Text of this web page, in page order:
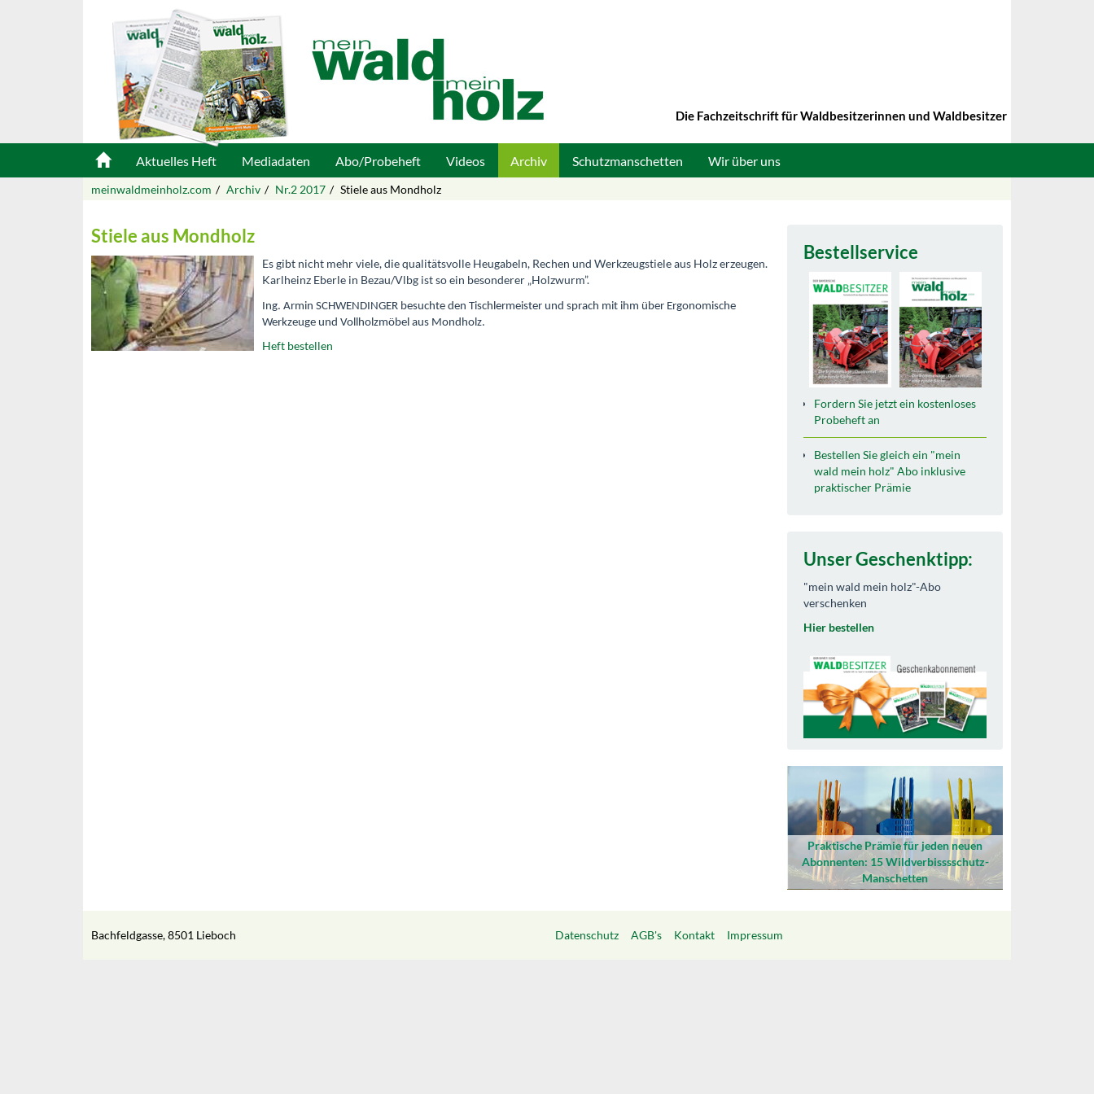
Die Fachzeitschrift für Waldbesitzerinnen und Waldbesitzer
Aktuelles Heft Mediadaten Abo/Probeheft Videos Archiv Schutzmanschetten Wir über uns
meinwaldmeinholz.com Archiv Nr.2 2017 Stiele aus Mondholz
Stiele aus Mondholz
Es gibt nicht mehr viele, die qualitätsvolle Heugabeln, Rechen und Werkzeugstiele aus Holz erzeugen.
Karlheinz Eberle in Bezau/Vlbg ist so ein besonderer „Holzwurm”.
Ing. Armin SCHWENDINGER besuchte den Tischlermeister und sprach mit ihm über Ergonomische
Werkzeuge und Vollholzmöbel aus Mondholz.
Heft bestellen
Bestellservice
Fordern Sie jetzt ein kostenloses
Probeheft an
Bestellen Sie gleich ein "mein
wald mein holz" Abo inklusive
praktischer Prämie
Unser Geschenktipp:
"mein wald mein holz"-Abo
verschenken
Hier bestellen
Praktische Prämie für jeden neuen
Abonnenten: 15 Wildverbisssschutz-
Manschetten
Bachfeldgasse, 8501 Lieboch Datenschutz AGB's Kontakt Impressum